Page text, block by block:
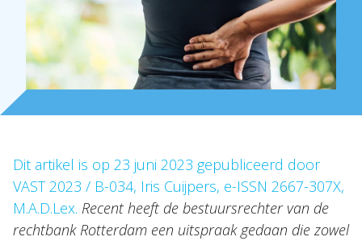
Internationaal
Nieuws
Dit artikel is op 23 juni 2023 gepubliceerd door
VAST 2023 / B-034, Iris Cuijpers, e-ISSN 2667-307X,
M.A.D.Lex. Recent heeft de bestuursrechter van de
rechtbank Rotterdam een uitspraak gedaan die zowel